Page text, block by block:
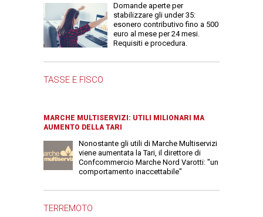
Domande aperte per
stabilizzare gli under 35:
esonero contributivo fino a 500
euro al mese per 24 mesi.
Requisiti e procedura.
TASSE E FISCO
MARCHE MULTISERVIZI: UTILI MILIONARI MA
AUMENTO DELLA TARI
Nonostante gli utili di Marche Multiservizi
viene aumentata la Tari, il direttore di
Confcommercio Marche Nord Varotti: "un
comportamento inaccettabile"
TERREMOTO